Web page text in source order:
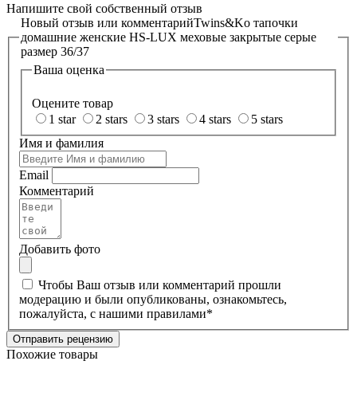
Напишите свой собственный отзыв
Новый отзыв или комментарийTwins&Ko тапочки
домашние женские HS-LUX меховые закрытые серые
размер 36/37
Ваша оценка
Оцените товар
1 star
2 stars 3 stars 4 stars
5 stars
Имя и фамилия
Email
Комментарий
Добавить фото
Чтобы Ваш отзыв или комментарий прошли
модерацию и были опубликованы, ознакомьтесь,
пожалуйста, с нашими правилами*
Отправить рецензию
Похожие товары